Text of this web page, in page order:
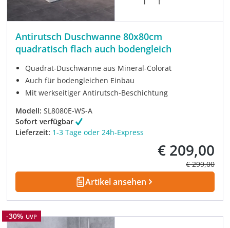
Antirutsch Duschwanne 80x80cm
quadratisch flach auch bodengleich
Quadrat-Duschwanne aus Mineral-Colorat
Auch für bodengleichen Einbau
Mit werkseitiger Antirutsch-Beschichtung
Modell: SL8080E-WS-A
Sofort verfügbar
Lieferzeit: 1-3 Tage oder 24h-Express
Verkaufspreis:
€ 209,00
Regulärer
€ 299,00
Artikel ansehen
Rabatt
-30% UVP